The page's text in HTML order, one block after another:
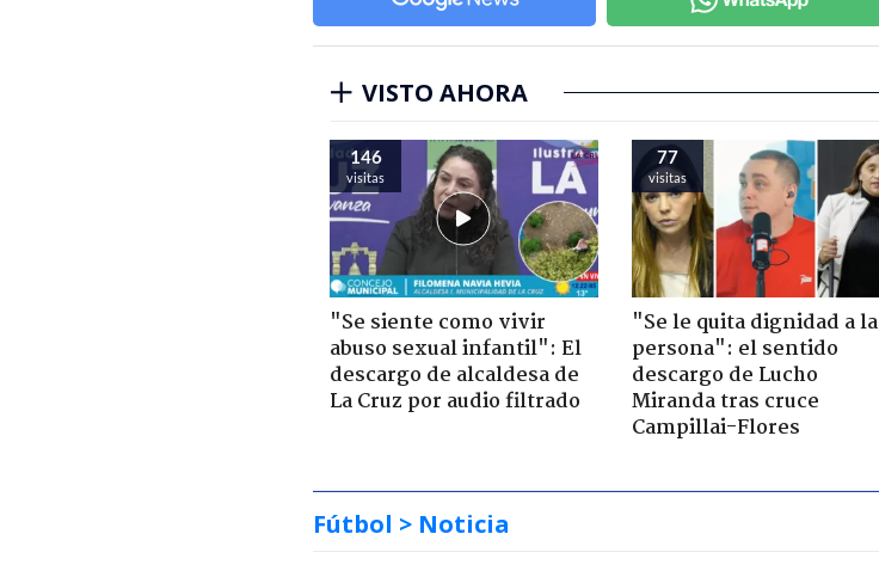
VISTO AHORA
146
visitas
"Se siente como vivir
abuso sexual infantil": El
descargo de alcaldesa de
La Cruz por audio filtrado
77
visitas
"Se le quita dignidad a la
persona": el sentido
descargo de Lucho
Miranda tras cruce
Campillai-Flores
Fútbol > Noticia